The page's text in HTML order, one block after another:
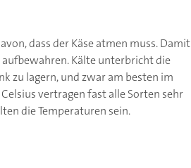
dass der Käse atmen muss. Damit
Kälte unterbricht die
zu lagern, und zwar am besten im
vertragen fast alle Sorten sehr
die Temperaturen sein.